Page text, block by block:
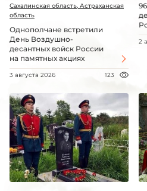
Сахалинская область, Астраханская
область
Однополчане встретили
День Воздушно-
десантных войск России
на памятных акциях
3 августа 2026 123
2